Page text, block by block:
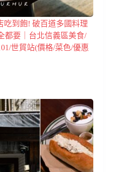
吃到飽! 破百道多國料理
都要｜台北信義區美食/
世貿站(價格/菜色/優惠